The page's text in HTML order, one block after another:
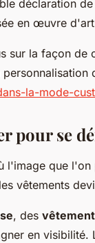
déclaration
en œuvre
sur la façon de
la-mode-
pour se
l'image que
vêtements
, des
en visibilité.